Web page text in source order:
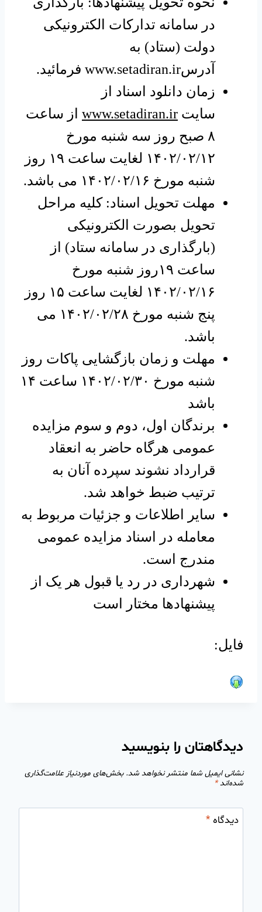
در سامانه تدارکات الکترونیکی
دولت (ستاد) به
آدرسwww.setadiran.ir فرمائید.
زمان دانلود اسناد از
سایت www.setadiran.ir از ساعت
۸ صبح روز سه شنبه مورخ
۱۴۰۲/۰۲/۱۲ لغایت ساعت ۱۹ روز
شنبه مورخ ۱۴۰۲/۰۲/۱۶ می باشد.
مهلت تحویل اسناد: کلیه مراحل
تحویل بصورت الکترونیکی
(بارگذاری در سامانه ستاد) از
ساعت ۱۹روز شنبه مورخ
۱۴۰۲/۰۲/۱۶ لغایت ساعت ۱۵ روز
پنج شنبه مورخ ۱۴۰۲/۰۲/۲۸ می
باشد.
مهلت و زمان بازگشایی پاکات روز
شنبه مورخ ۱۴۰۲/۰۲/۳۰ ساعت ۱۴
باشد
برندگان اول، دوم و سوم مزایده
عمومی هرگاه حاضر به انعقاد
قرارداد نشوند سپرده آنان به
ترتیب ضبط خواهد شد.
سایر اطلاعات و جزئیات مربوط به
معامله در اسناد مزایده عمومی
مندرج است.
شهرداری در رد یا قبول هر یک از
پیشنهادها مختار است
فایل:
دیدگاهتان را بنویسید
نشانی ایمیل شما منتشر نخواهد شد. بخش‌های موردنیاز علامت‌گذاری
شده‌اند*
دیدگاه*